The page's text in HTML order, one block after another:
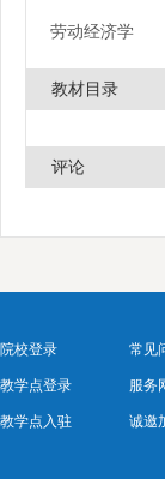
劳动经济学
教材目录
评论
院校登录
教学点登录
教学点入驻
常见
服务
诚邀